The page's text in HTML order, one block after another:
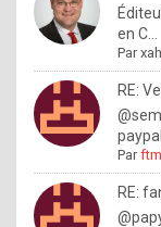
en C...
Par
RE:
paypal
Par
RE: